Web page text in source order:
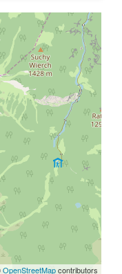
OpenStreetMapcontributors